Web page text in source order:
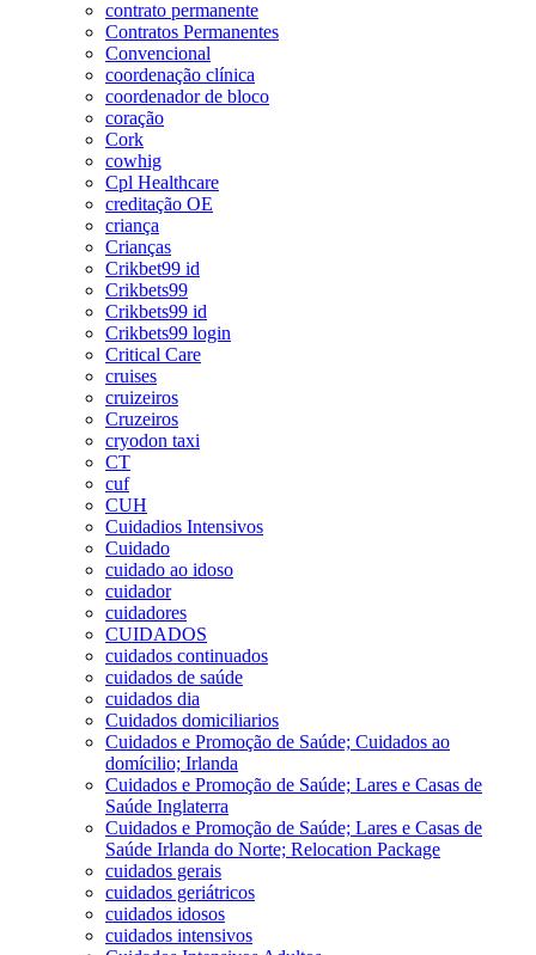
contrato permanente
Contratos Permanentes
Convencional
coordenação clínica
coordenador de bloco
coração
Cork
cowhig
Cpl Healthcare
creditação OE
criança
Crianças
Crikbet99 id
Crikbets99
Crikbets99 id
Crikbets99 login
Critical Care
cruises
cruizeiros
Cruzeiros
cryodon taxi
CT
cuf
CUH
Cuidadios Intensivos
Cuidado
cuidado ao idoso
cuidador
cuidadores
CUIDADOS
cuidados continuados
cuidados de saúde
cuidados dia
Cuidados domiciliarios
Cuidados e Promoção de Saúde; Cuidados ao
domícilio; Irlanda
Cuidados e Promoção de Saúde; Lares e Casas de
Saúde Inglaterra
Cuidados e Promoção de Saúde; Lares e Casas de
Saúde Irlanda do Norte; Relocation Package
cuidados gerais
cuidados geriátricos
cuidados idosos
cuidados intensivos